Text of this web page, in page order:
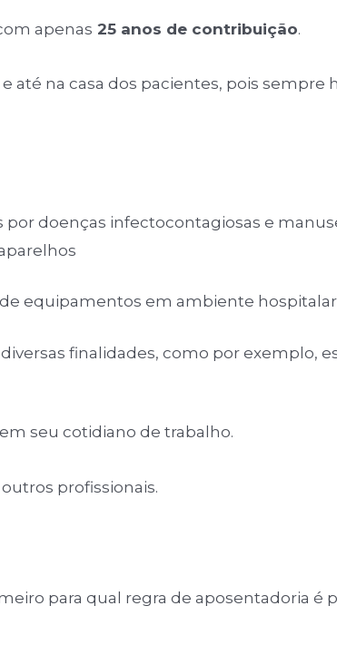
apenas 25 anos de contribuição.
na casa dos pacientes, pois sempre
doenças infectocontagiosas e
equipamentos em ambiente
finalidades, como por exemplo,
em seu cotidiano de trabalho.
profissionais.
para qual regra de aposentadoria é